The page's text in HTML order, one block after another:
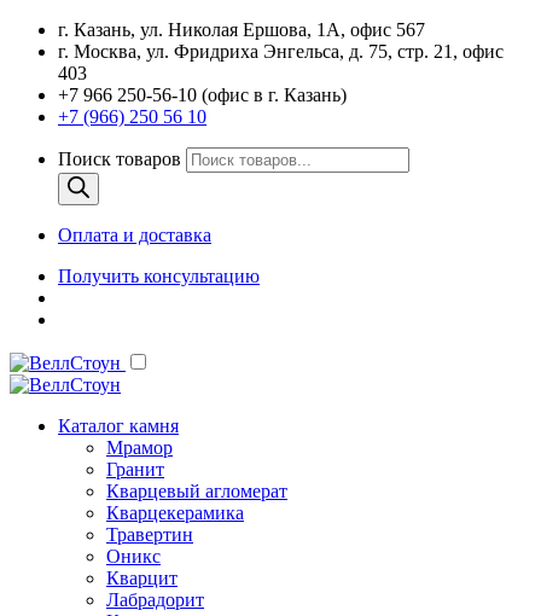
г. Казань, ул. Николая Ершова, 1А, офис 567
г. Москва, ул. Фридриха Энгельса, д. 75, стр. 21, офис
403
+7 966 250-56-10 (офис в г. Казань)
+7 (966) 250 56 10
Поиск товаров
Оплата и доставка
Получить консультацию
Каталог камня
Мрамор
Гранит
Кварцевый агломерат
Кварцекерамика
Травертин
Оникс
Кварцит
Лабрадорит